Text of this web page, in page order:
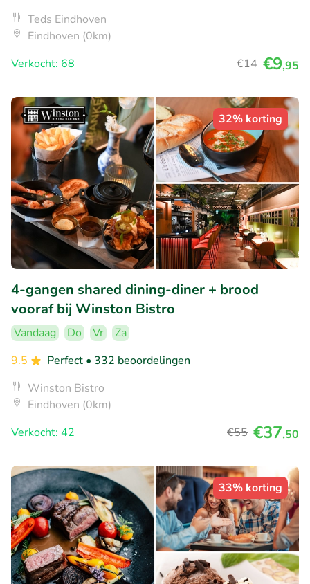
Teds Eindhoven
Eindhoven (0km)
Verkocht: 68
€14 €9,95
32% korting
4-gangen shared dining-diner + brood
vooraf bij Winston Bistro
Vandaag Do Vr
Za
9.5
Perfect • 332 beoordelingen
Winston Bistro
Eindhoven (0km)
Verkocht: 42
€55 €37,50
33% korting